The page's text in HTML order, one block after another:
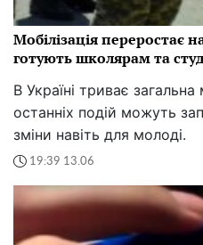
Мобілізація переростає
готують школярам та
В Україні триває загальна
останніх подій можуть
зміни навіть для молоді.
19:39 13.06